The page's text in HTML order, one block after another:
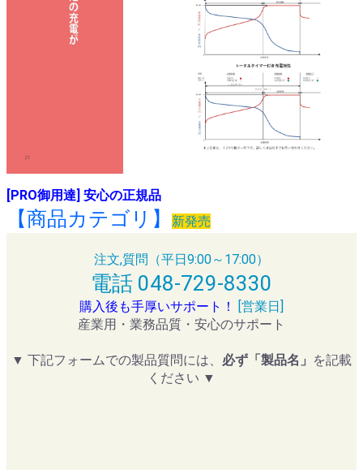
[PRO御用達] 安心の正規品
【商品カテゴリ】 新発売
注文,質問（平日9:00～17:00）
電話 048-729-8330
購入後も手厚いサポート！
[営業日]
産業用・業務品質・安心のサポート
▼ 下記フォームでの製品質問には、 必ず「製品名」 を記載
ください ▼